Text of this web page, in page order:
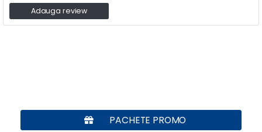
Adauga review
PACHETE PROMO